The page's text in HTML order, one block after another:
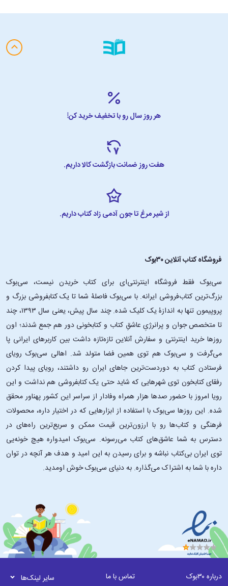
هر روز سال رو با تخفیف خرید کن!
هفت روز ضمانت بازگشت کالا داریم.
از شیر مرغ تا جون آدمی زاد کتاب داریم.
فروشگاه کتاب آنلاین ۳۰بوک
سی‌بوک فقط فروشگاه اینترنتی‌ای برای کتاب خریدن نیست، سی‌بوک
بزرگ‌ترین کتاب‌فروشی ایرانه. با سی‌بوک فاصلۀ شما تا یک کتابفروشی بزرگ و
پروپیمون تنها به اندازۀ یک کلیک شده. چند سال پیش، یعنی سال ۱۳۹۳، چند
تا متخصص جوان و پرانرژیِ عاشقِ کتاب و کتابخونی دور هم جمع شدند؛ اون‌
روزها خرید اینترنتی و سفارش آنلاین تازه‌تازه داشت بین کاربرهای ایرانی پا
می‌گرفت و سی‌بوک هم توی همین فضا متولد شد. اهالی سی‌بوک رویای
فرستادن کتاب به دوردست‌ترین جاهای ایران رو داشتند، رویای پیدا کردن
رفقای کتابخون توی شهرهایی که شاید حتی یک کتابفروشی هم نداشت و این
رویا امروز با حضور صدها هزار همراه وفادار از سراسر این کشور پهناور محقق
شده. این ‌روزها سی‌بوک با استفاده از ابزارهایی که در اختیار داره، محصولات
فرهنگی و کتاب‌ها رو با ارزون‌ترین قیمت ممکن و سریع‌ترین راه‌های در
دسترس به شما عاشق‌های کتاب می‌رسونه. سی‌بوک امیدواره هیچ خونه‌یی
توی ایران بی‌کتاب نباشه و برای رسیدن به این امید و هدف هر آنچه در توان
داره با شما به اشتراک می‌گذاره. به دنیای سی‌بوک خوش اومدید.
درباره ۳۰بوک تماس با ما سایر لینک‌ها